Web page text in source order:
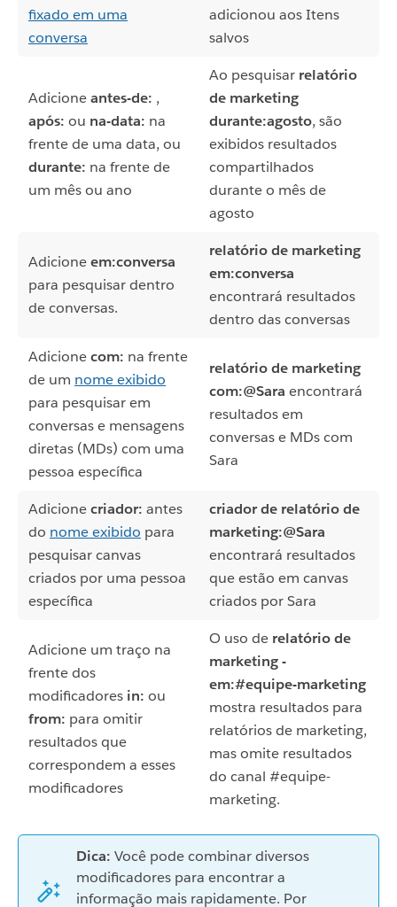
fixado em uma
conversa
adicionou aos Itens
salvos
Adicioneantes-de: ,
após: ou na-data: na
frente de uma data, ou
durante: na frente de
um mês ou ano
Ao pesquisar relatório
de marketing
durante:agosto, são
exibidos resultados
compartilhados
durante o mês de
agosto
Adicioneem:conversa
para pesquisar dentro
de conversas.
relatório de marketing
em:conversa
encontrará resultados
dentro das conversas
Adicionecom: na frente
de um nome exibido
para pesquisar em
conversas e mensagens
diretas (MDs) com uma
pessoa específica
relatório de marketing
com:@Sara encontrará
resultados em
conversas e MDs com
Sara
Adicionecriador: antes
do nome exibido para
pesquisar canvas
criados por uma pessoa
específica
criador de relatório de
marketing:@Sara
encontrará resultados
que estão em canvas
criados por Sara
Adicione um traço na
frente dos
modificadores in: ou
from: para omitir
resultados que
correspondem a esses
modificadores
O uso de relatório de
marketing -
em:#equipe-marketing
mostra resultados para
relatórios de marketing,
mas omite resultados
do canal #equipe-
marketing.
Dica: Você pode combinar diversos
modificadores para encontrar a
informação mais rapidamente. Por